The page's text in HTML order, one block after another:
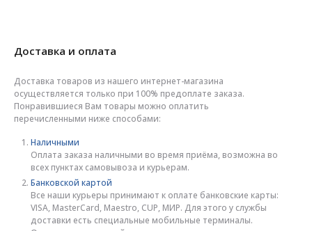
Доставка и оплата
Доставка товаров из нашего интернет-магазина
осуществляется только при 100% предоплате заказа.
Понравившиеся Вам товары можно оплатить
перечисленными ниже способами:
Наличными
Оплата заказа наличными во время приёма, возможна во
всех пунктах самовывоза и курьерам.
Банковской картой
Все наши курьеры принимают к оплате банковские карты:
VISA, MasterCard, Maestro, CUP, МИР. Для этого у службы
доставки есть специальные мобильные терминалы.